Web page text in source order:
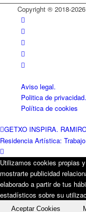
Copyright ® 2018-
Aviso legal.
Politica de privacidad.
Política de cookies
GETXO INSPIRA.
Residencia Artística:
Utilizamos cookies propias
mostrarte publicidad
elaborado a partir de tus
estadísticos sobre su
Aceptar Cookies